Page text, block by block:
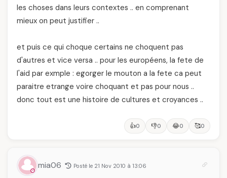
les choses dans leurs contextes .. en comprenant
mieux on peut justifier ..
et puis ce qui choque certains ne choquent pas
d'autres et vice versa .. pour les européens, la fete de
l'aid par exmple : egorger le mouton a la fete ca peut
paraitre etrange voire choquant et pas pour nous ..
donc tout est une histoire de cultures et croyances ..
👍0 👎0 😂0 🥰0
mia06 Posté le 21 Nov 2010 à 13:06